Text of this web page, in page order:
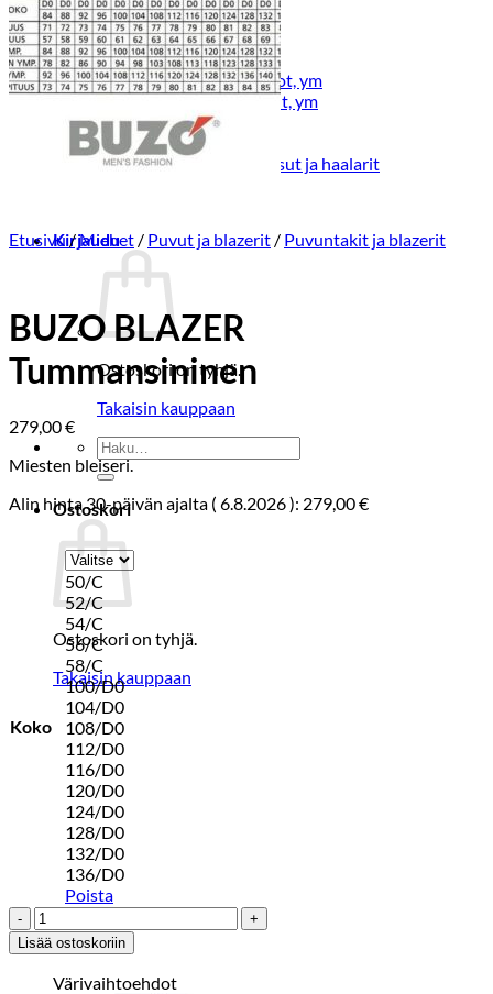
Lasten pyjamat
Kylpytakit
Lasten asusteet
Vyöt, käsineet,pipot, ym
Sukat, sukkahousut, ym
Lasten ulkoilu
Lasten takit
Ulkoilupuvut, housut ja haalarit
Kirjaudu
Ostoskori on tyhjä.
Takaisin kauppaan
Etsi:
Ostoskori
Ostoskori on tyhjä.
Takaisin kauppaan
Etusivu /Miehet / Puvut ja blazerit / Puvuntakit ja blazerit
BUZO BLAZER
Tummansininen
279,00€
Miesten bleiseri.
Alin hinta 30-päivän ajalta ( 6.8.2026): 279,00€
Koko
50/C
52/C
54/C
56/C
58/C
100/D0
104/D0
108/D0
112/D0
116/D0
120/D0
124/D0
128/D0
132/D0
136/D0
Poista
BUZO
BLAZER
Tummansininen
määrä
Lisää ostoskoriin
Värivaihtoehdot